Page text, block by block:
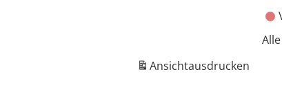
Ansichtausdrucken